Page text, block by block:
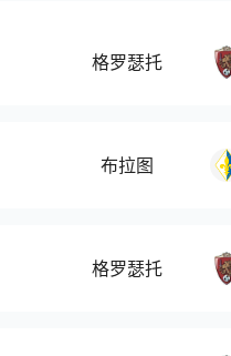
格罗瑟托
布拉图
格罗瑟托